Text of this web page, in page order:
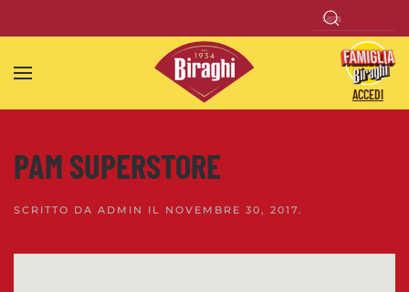
Skip to main content
ACCEDI
PAM SUPERSTORE
SCRITTO DA ADMIN IL NOVEMBRE 30, 2017.